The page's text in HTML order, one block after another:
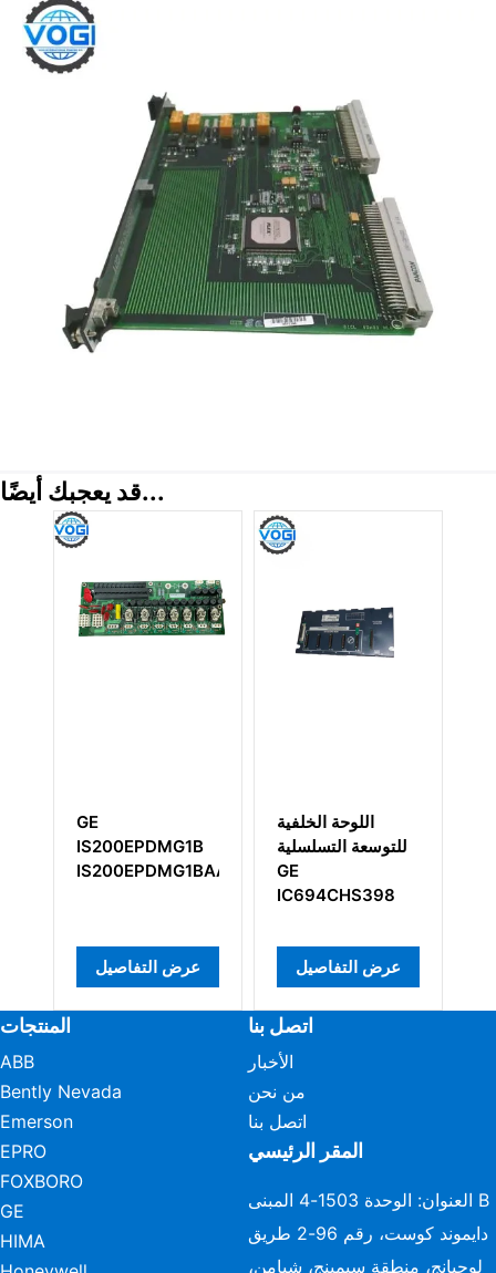
قد يعجبك أيضًا...
للتوسعة التسلسلية
GE
عرض التفاصيل
GE
DS200GDPAG1A
عرض التفاصيل
المنتجات
ABB
Bently Nevada
Emerson
EPRO
FOXBORO
GE
HIMA
اتصل بنا
الأخبار
من نحن
اتصل بنا
المقر الرئيسي
العنوان: الوحدة 1503-4 المبنى B
دايموند كوست، رقم 96-2 طريق
لوجيانج، منطقة سيمينج، شيامن،